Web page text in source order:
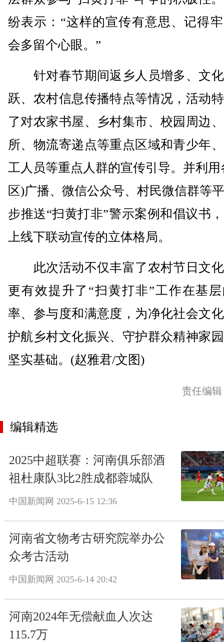
纷表示：“这样的宣传有意思、记得
会多留个心眼。”
针对春节期间返乡人员增多、文
跃、农村信息传播特点等情况，活动
了对农家书屋、乡村集市、校园周边
所、物流寄递点等重点区域和青少年
工人员等重点人群的宣传引导。并利用
区)广播、微信公众号、村民微信群等
步推送“扫黄打非”警示案例和倡议书
上线下联动宣传的立体格局。
此次活动不仅丰富了农村节日文
更有效提升了“扫黄打非”工作在基
率、参与度和满意度，为净化社会文
护航乡村文化振兴、守护群众精神家
坚实基础。(赵雅君/文图)
责任编
编辑精选
2025中超联赛：河南俱乐部酒
祖杜康队3比2胜成都蓉城队
中国新闻网 2025-6-15 12:36
河南省文物考古研究院举办公
众考古活动
中国新闻网 2025-6-14 20:42
河南2024年无偿献血人次达
115.7万